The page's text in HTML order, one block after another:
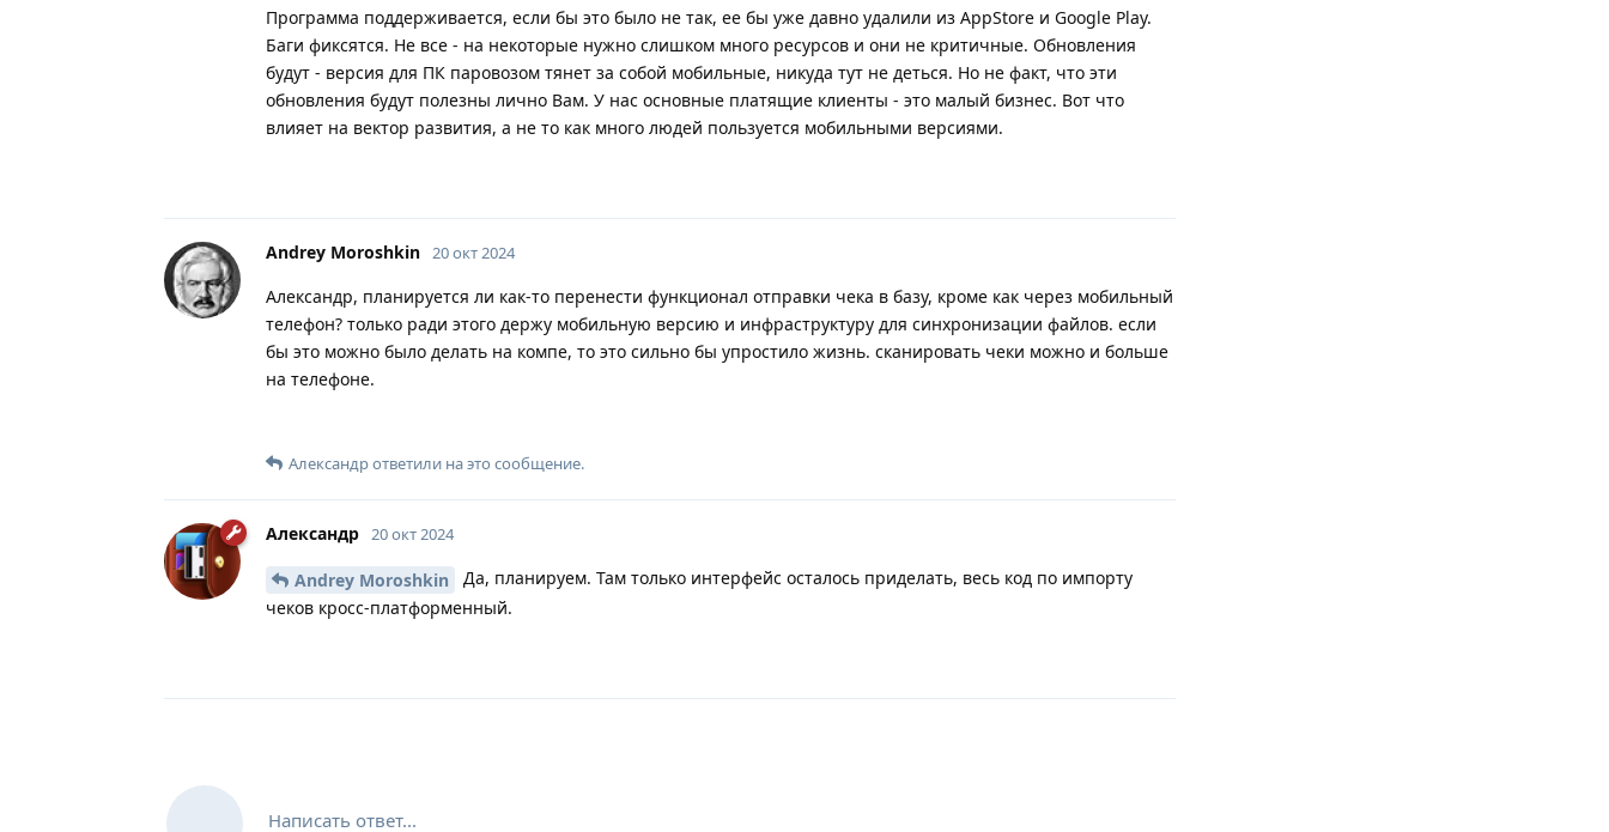
Программа поддерживается, если бы это было не так, ее бы уже давно удалили из AppStore и Google Play.
Баги фиксятся. Не все - на некоторые нужно слишком много ресурсов и они не критичные. Обновления
будут - версия для ПК паровозом тянет за собой мобильные, никуда тут не деться. Но не факт, что эти
обновления будут полезны лично Вам. У нас основные платящие клиенты - это малый бизнес. Вот что
влияет на вектор развития, а не то как много людей пользуется мобильными версиями.
Andrey Moroshkin 20 окт 2024
Александр, планируется ли как-то перенести функционал отправки чека в базу, кроме как через мобильный
телефон? только ради этого держу мобильную версию и инфраструктуру для синхронизации файлов. если
бы это можно было делать на компе, то это сильно бы упростило жизнь. сканировать чеки можно и больше
на телефоне.
Александрответили на это сообщение.
Александр 20 окт 2024
Andrey Moroshkin
Да, планируем. Там только интерфейс осталось приделать, весь код по импорту
чеков кросс-платформенный.
Написать ответ...